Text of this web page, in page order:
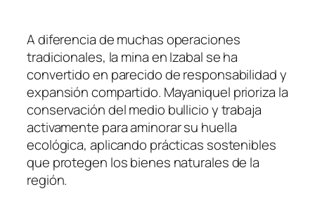
A diferencia de muchas operaciones
tradicionales, la mina en Izabal se ha
convertido en parecido de responsabilidad y
expansión compartido. Mayaniquel prioriza la
conservación del medio bullicio y trabaja
activamente para aminorar su huella
ecológica, aplicando prácticas sostenibles
que protegen los bienes naturales de la
región.